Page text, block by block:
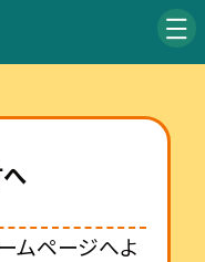
ムページへよ